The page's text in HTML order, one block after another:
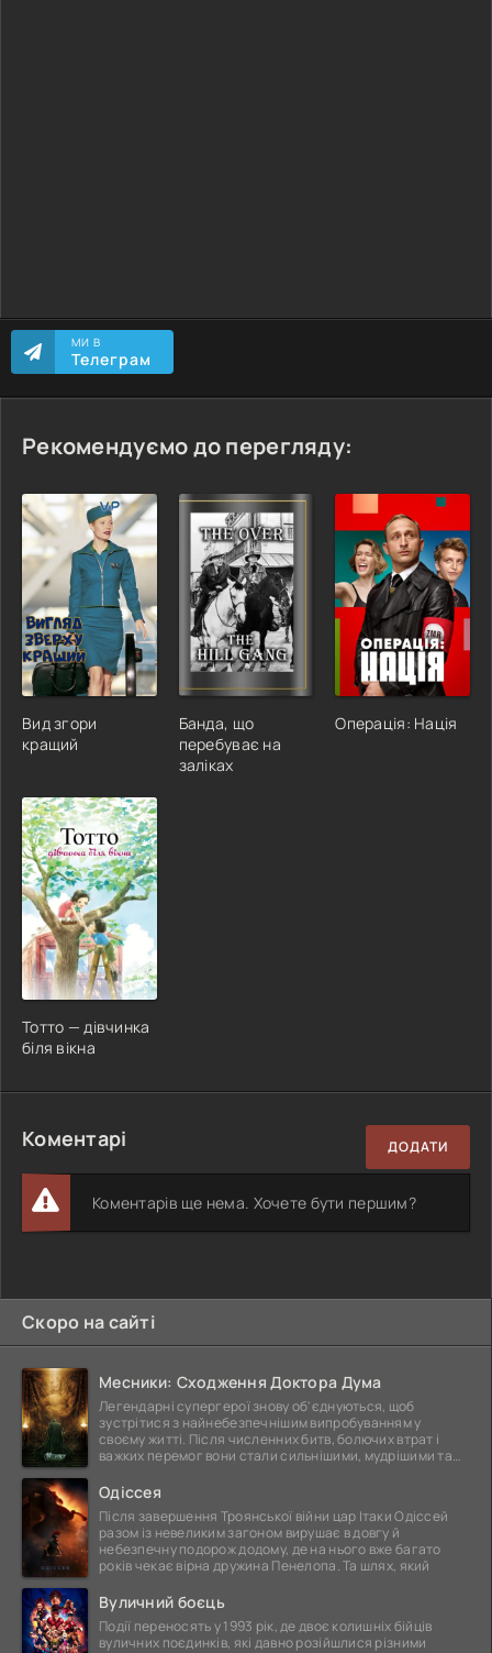
МИ В
Телеграм
Рекомендуємо до перегляду:
Вид згори
кращий
Банда, що
перебуває на
заліках
Операція: Нація
Тотто — дівчинка
біля вікна
Коментарі ДОДАТИ
Коментарів ще нема. Хочете бути першим?
Скоро на сайті
Месники: Сходження Доктора Дума
Легендарні супергерої знову об'єднуються, щоб
зустрітися з найнебезпечнішим випробуванням у
своєму житті. Після численних битв, болючих втрат і
важких перемог вони стали сильнішими, мудрішими та
Одіссея
Після завершення Троянської війни цар Ітаки Одіссей
разом із невеликим загоном вирушає в довгу й
небезпечну подорож додому, де на нього вже багато
років чекає вірна дружина Пенелопа. Та шлях, який
Вуличний боєць
Події переносять у 1993 рік, де двоє колишніх бійців
вуличних поєдинків, які давно розійшлися різними